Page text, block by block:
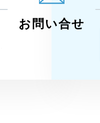
お問い合せ